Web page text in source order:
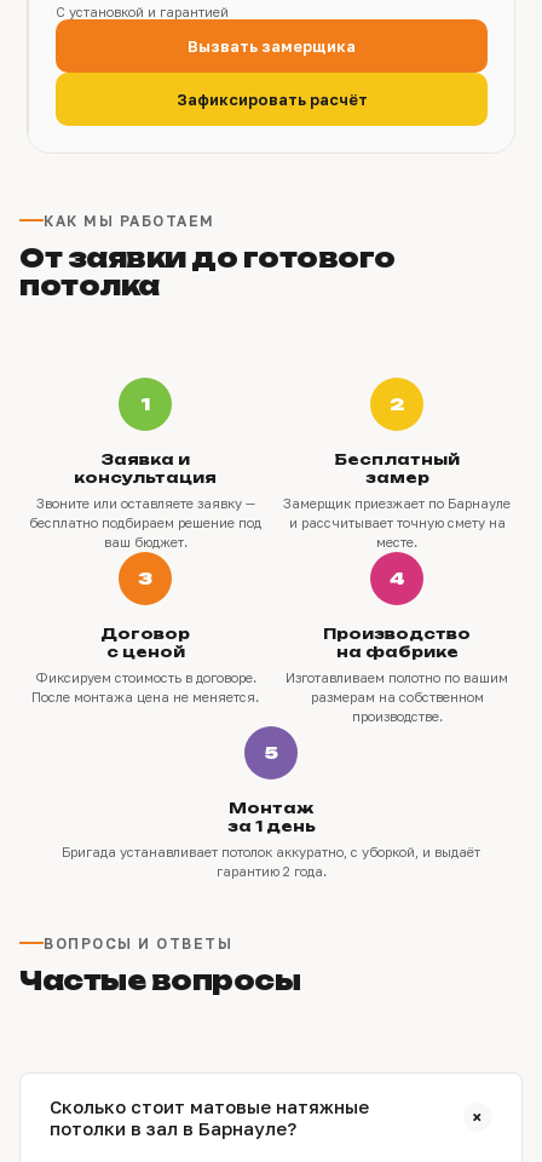
С установкой и гарантией
Вызвать замерщика
Зафиксировать расчёт
КАК МЫ РАБОТАЕМ
От заявки до готового
потолка
1
Заявка и
консультация
Звоните или оставляете заявку —
бесплатно подбираем решение под
ваш бюджет.
2
Бесплатный
замер
Замерщик приезжает по Барнауле
и рассчитывает точную смету на
месте.
3
Договор
с ценой
Фиксируем стоимость в договоре.
После монтажа цена не меняется.
4
Производство
на фабрике
Изготавливаем полотно по вашим
размерам на собственном
производстве.
5
Монтаж
за 1 день
Бригада устанавливает потолок аккуратно, с уборкой, и выдаёт
гарантию 2 года.
ВОПРОСЫ И ОТВЕТЫ
Частые вопросы
Сколько стоит матовые натяжные
потолки в зал в Барнауле?
+